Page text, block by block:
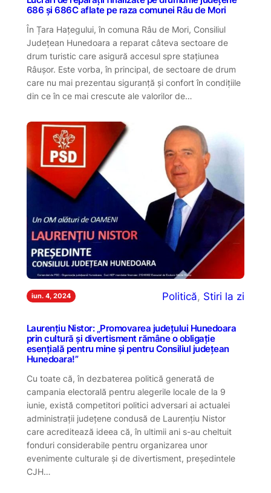
686 și 686C aflate pe raza comunei Râu de Mori
În Țara Hațegului, în comuna Râu de Mori, Consiliul
Județean Hunedoara a reparat câteva sectoare de
drum turistic care asigură accesul spre stațiunea
Râușor. Este vorba, în principal, de sectoare de drum
care nu mai prezentau siguranță și confort în condițiile
din ce în ce mai crescute ale valorilor de…
iun. 4, 2024 Politică, Stiri la zi
Laurențiu Nistor: „Promovarea județului Hunedoara
prin cultură și divertisment rămâne o obligație
esențială pentru mine și pentru Consiliul județean
Hunedoara!”
Cu toate că, în dezbaterea politică generată de
campania electorală pentru alegerile locale de la 9
iunie, există competitori politici adversari ai actualei
administrații județene condusă de Laurențiu Nistor
care acreditează ideea că, în ultimii ani s-au cheltuit
fonduri considerabile pentru organizarea unor
evenimente culturale și de divertisment, președintele
CJH…